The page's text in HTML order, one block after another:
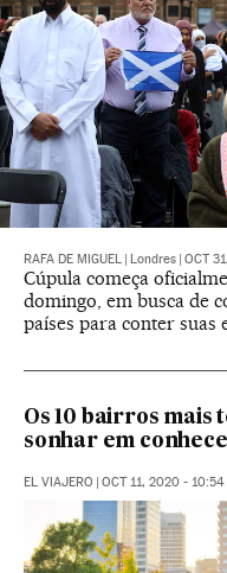
RAFA DE MIGUEL Londres OCT
Cúpula começa
domingo, em busca de
países para conter suas
Os 10 bairros mais
sonhar em
EL VIAJERO OCT 11, 2020 - 10:54